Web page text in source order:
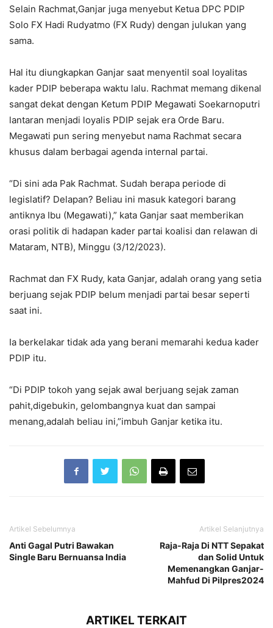
Selain Rachmat,Ganjar juga menyebut Ketua DPC PDIP
Solo FX Hadi Rudyatmo (FX Rudy) dengan julukan yang
sama.
Hal itu diungkapkan Ganjar saat menyentil soal loyalitas
kader PDIP beberapa waktu lalu. Rachmat memang dikenal
sangat dekat dengan Ketum PDIP Megawati Soekarnoputri
lantaran menjadi loyalis PDIP sejak era Orde Baru.
Megawati pun sering menyebut nama Rachmat secara
khusus dalam berbagai agenda internal partai.
“Di sini ada Pak Rachmat. Sudah berapa periode di
legislatif? Delapan? Beliau ini masuk kategori barang
antiknya Ibu (Megawati),” kata Ganjar saat memberikan
orasi politik di hadapan kader partai koalisi dan relawan di
Mataram, NTB), Minggu (3/12/2023).
Rachmat dan FX Rudy, kata Ganjar, adalah orang yang setia
berjuang sejak PDIP belum menjadi partai besar seperti
saat ini.
Ia berkelakar tidak ada yang berani memarahi kedua kader
PDIP itu.
“Di PDIP tokoh yang sejak awal berjuang sejak zaman
pahit,digebukin, gelombangnya kuat dan sampai
menang,adalah beliau ini,”imbuh Ganjar ketika itu.
Artikel Sebelumnya
Anti Gagal Putri Bawakan
Single Baru Bernuansa India
Artikel Selanjutnya
Raja-Raja Di NTT Sepakat
dan Solid Untuk
Memenangkan Ganjar-
Mahfud Di Pilpres2024
ARTIKEL TERKAIT